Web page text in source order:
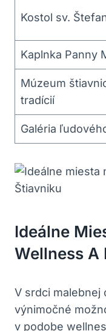
Kostol sv.⁤
Kaplnka Panny
Múzeum
tradícií
Galéria
Ideálne
Wellness A
V srdci ⁢malebnej
výnimočné
⁤v podobe